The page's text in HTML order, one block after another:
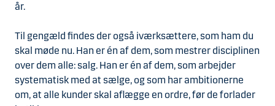
år.
Til gengæld findes der også iværksættere, som ham du
skal møde nu. Han er én af dem, som mestrer disciplinen
over dem alle: salg. Han er én af dem, som arbejder
systematisk med at sælge, og som har ambitionerne
om, at alle kunder skal aflægge en ordre, før de forlader